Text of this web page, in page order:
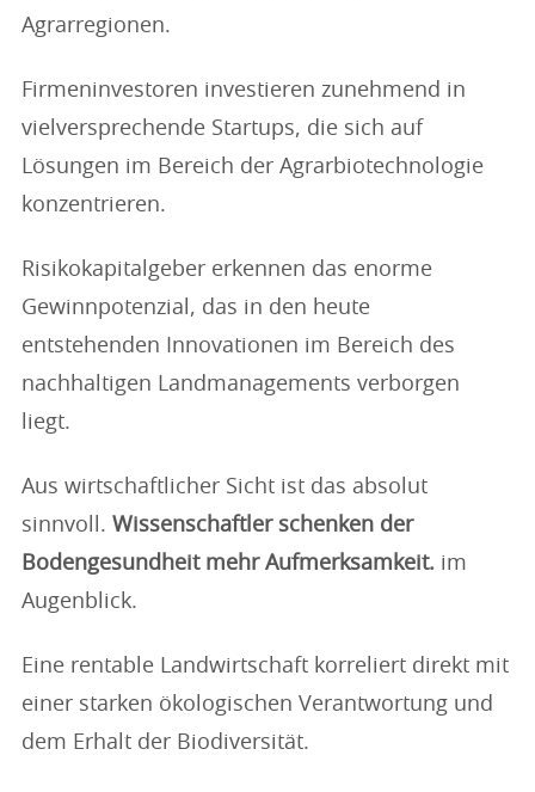
Agrarregionen.
Firmeninvestoren investieren zunehmend in
vielversprechende Startups, die sich auf
Lösungen im Bereich der Agrarbiotechnologie
konzentrieren.
Risikokapitalgeber erkennen das enorme
Gewinnpotenzial, das in den heute
entstehenden Innovationen im Bereich des
nachhaltigen Landmanagements verborgen
liegt.
Aus wirtschaftlicher Sicht ist das absolut
sinnvoll. Wissenschaftler schenken der
Bodengesundheit mehr Aufmerksamkeit. im
Augenblick.
Eine rentable Landwirtschaft korreliert direkt mit
einer starken ökologischen Verantwortung und
dem Erhalt der Biodiversität.